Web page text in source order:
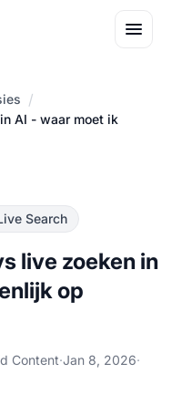
/
AI - waar moet ik
Search
live zoeken in
op
Content·Jan 8, 2026·